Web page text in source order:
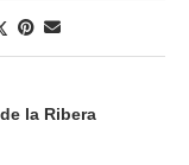
la Ribera